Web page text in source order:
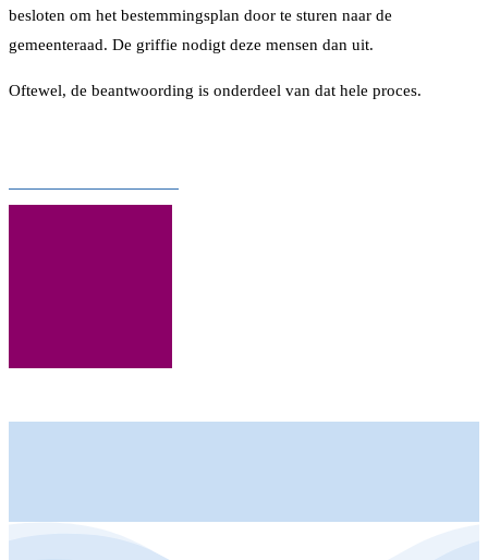
besloten om het bestemmingsplan door te sturen naar de
gemeenteraad. De griffie nodigt deze mensen dan uit.
Oftewel, de beantwoording is onderdeel van dat hele proces.